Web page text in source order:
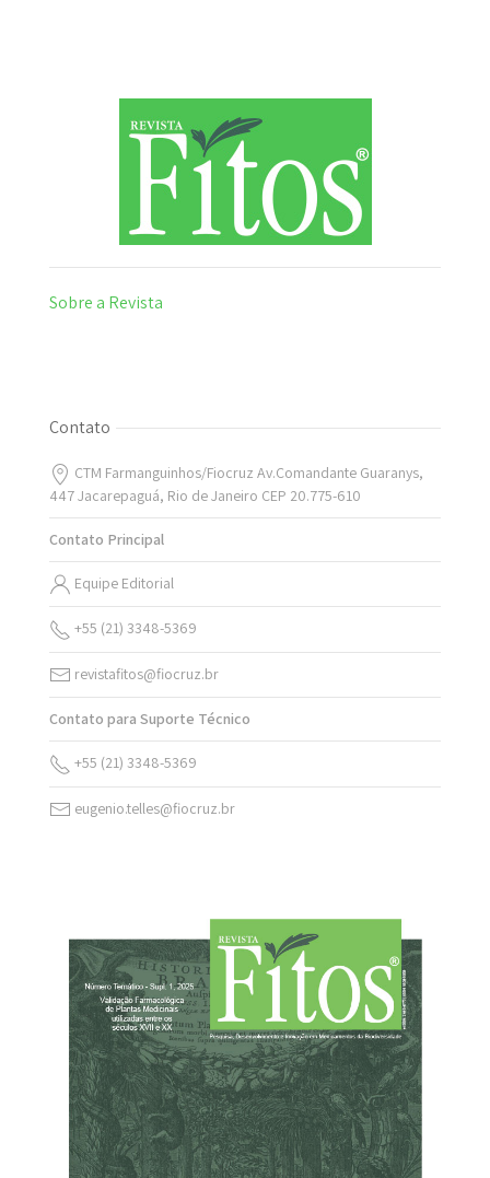
Sobre a Revista
Contato
CTM Farmanguinhos/Fiocruz Av.Comandante Guaranys,
447 Jacarepaguá, Rio de Janeiro CEP 20.775-610
Contato Principal
Equipe Editorial
+55 (21) 3348-5369
revistafitos@fiocruz.br
Contato para Suporte Técnico
+55 (21) 3348-5369
eugenio.telles@fiocruz.br